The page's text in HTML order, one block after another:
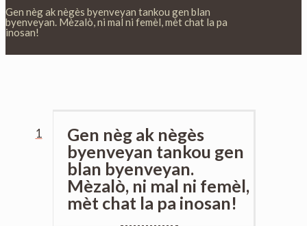
Gen nèg ak nègès byenveyan tankou gen blan
byenveyan. Mèzalò, ni mal ni femèl, mèt chat la pa
inosan!
1
Gen nèg ak nègès
byenveyan tankou gen
blan byenveyan.
Mèzalò, ni mal ni femèl,
mèt chat la pa inosan!